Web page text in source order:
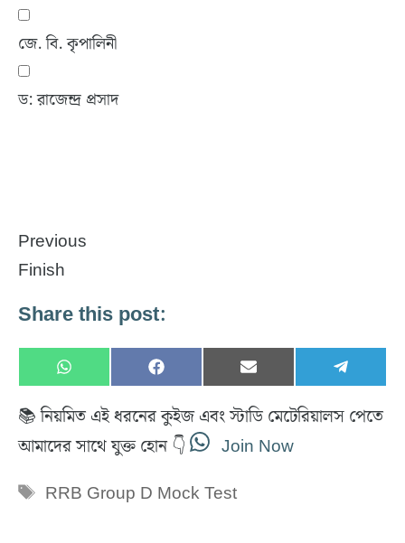
জে. বি. কৃপালিনী
ড: রাজেন্দ্র প্রসাদ
Previous
Finish
Share this post:
Share
on
W
h
a
t
s
A
p
Share
on
F
a
c
e
b
o
k
Share
on
E
m
a
i
l
Share
on
T
e
l
e
📚 নিয়মিত এই ধরনের কুইজ এবং স্টাডি মেটেরিয়ালস পেতে
আমাদের সাথে যুক্ত হোন 👇
Join Now
Tags
RRB Group D Mock Test